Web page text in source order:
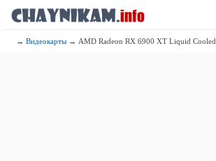
→Видеокарты → AMD Radeon RX 6900 XT Liquid Cooled